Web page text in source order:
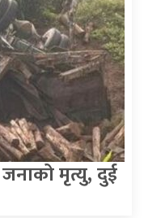
मृत्यु, दुई